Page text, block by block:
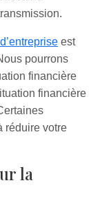
est
pourrons
financière
financière
réduire votre
la